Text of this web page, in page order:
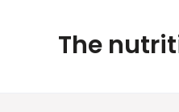
The